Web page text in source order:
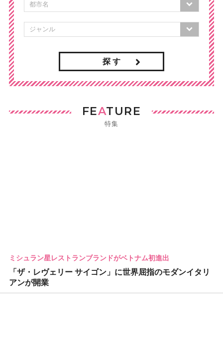
探 す
FEATURE
特集
ミシュラン星レストランブランドがベトナム初進出
「ザ・レヴェリー サイゴン」に世界屈指のモダンイタリ
アンが開業